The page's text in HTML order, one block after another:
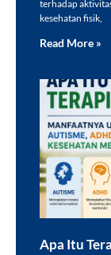
terhadap
kesehatan fisik,
Read More »
Apa Itu